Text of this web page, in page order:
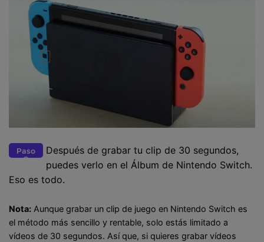
Paso
3
Después de grabar tu clip de 30 segundos,
puedes verlo en el Álbum de Nintendo Switch.
Eso es todo.
Nota: Aunque grabar un clip de juego en Nintendo Switch es
el método más sencillo y rentable, solo estás limitado a
vídeos de 30 segundos. Así que, si quieres grabar vídeos